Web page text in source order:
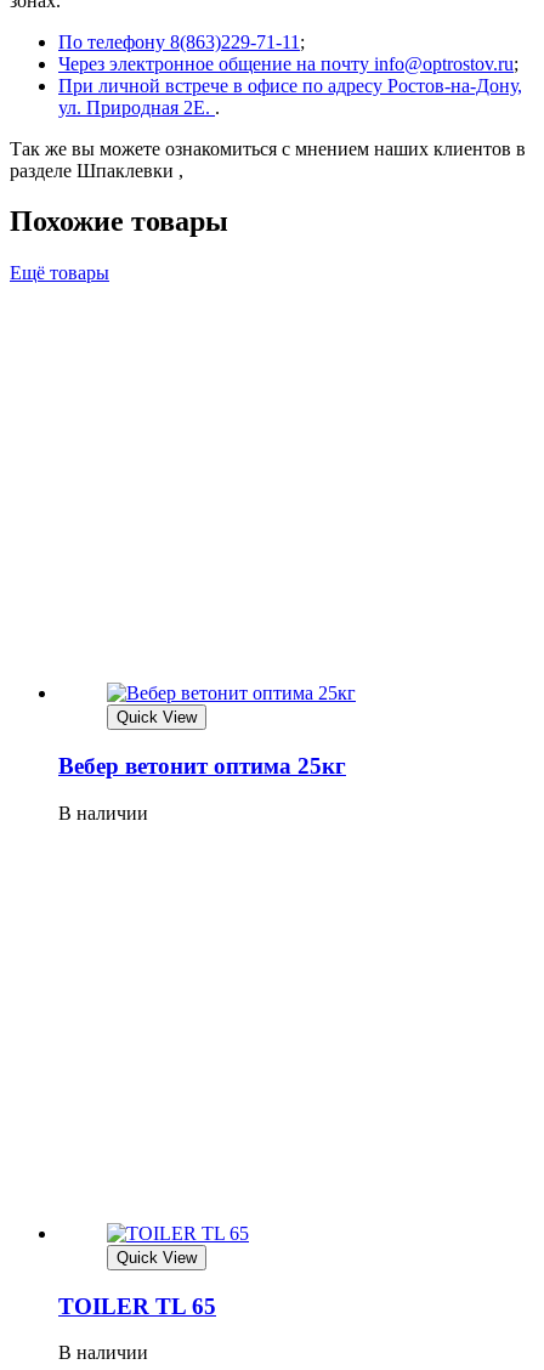
По телефону 8(863)229-71-11 ;
Через электронное общение на почту info@optrostov.ru;
При личной встрече в офисе по адресу Ростов-на-Дону,
ул. Природная 2Е. .
Так же вы можете ознакомиться с мнением наших клиентов в
разделе Шпаклевки ,
Похожие товары
Ещё товары
Quick View
Вебер ветонит оптима 25кг
В наличии
Quick View
TOILER TL 65
В наличии